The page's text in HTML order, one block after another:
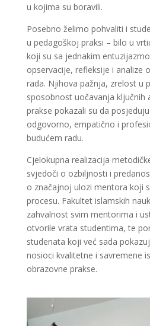
u kojima su boravili.
Posebno želimo pohvaliti i
u pedagoškoj praksi – bilo u
koji su sa jednakim
opservacije, refleksije i analize
rada. Njihova pažnja, zrelost u
sposobnost uočavanja ključnih
prakse pokazali su da
odgovorno, empatično i
budućem radu.
Cjelokupna realizacija
svjedoči o ozbiljnosti i
o značajnoj ulozi mentora koji
procesu. Fakultet islamskih
zahvalnost svim mentorima i
otvorile vrata studentima, te
studenata koji već sada
nosioci kvalitetne i savremene
obrazovne prakse.